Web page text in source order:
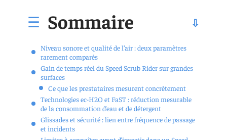
Sommaire
Niveau sonore et qualité de l’air : deux paramètres
rarement comparés
Gain de temps réel du Speed Scrub Rider sur grandes
surfaces
Ce que les prestataires mesurent concrètement
Technologies ec-H2O et FaST : réduction mesurable
de la consommation d’eau et de détergent
Glissades et sécurité : lien entre fréquence de passage
et incidents